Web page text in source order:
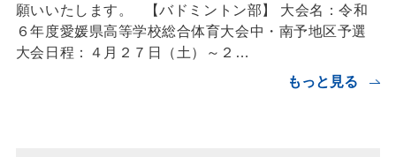
願いいたします。 【バドミントン部】 大会名：令和
６年度愛媛県高等学校総合体育大会中・南予地区予選
大会日程：４月２７日（土）～２…
もっと見る